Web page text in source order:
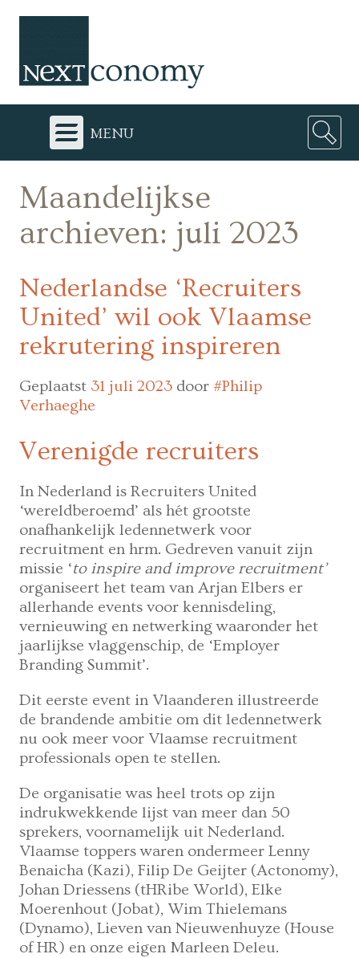
menu
Maandelijkse
archieven: juli 2023
Nederlandse ‘Recruiters
United’ wil ook Vlaamse
rekrutering inspireren
Geplaatst 31 juli 2023 door #Philip
Verhaeghe
Verenigde recruiters
In Nederland is Recruiters United
‘wereldberoemd’ als hét grootste
onafhankelijk ledennetwerk voor
recruitment en hrm. Gedreven vanuit zijn
missie ‘to inspire and improve recruitment’
organiseert het team van Arjan Elbers er
allerhande events voor kennisdeling,
vernieuwing en netwerking waaronder het
jaarlijkse vlaggenschip, de ‘Employer
Branding Summit’.
Dit eerste event in Vlaanderen illustreerde
de brandende ambitie om dit ledennetwerk
nu ook meer voor Vlaamse recruitment
professionals open te stellen.
De organisatie was heel trots op zijn
indrukwekkende lijst van meer dan 50
sprekers, voornamelijk uit Nederland.
Vlaamse toppers waren ondermeer Lenny
Benaicha (Kazi), Filip De Geijter (Actonomy),
Johan Driessens (tHRibe World), Elke
Moerenhout (Jobat), Wim Thielemans
(Dynamo), Lieven van Nieuwenhuyze (House
of HR) en onze eigen Marleen Deleu.